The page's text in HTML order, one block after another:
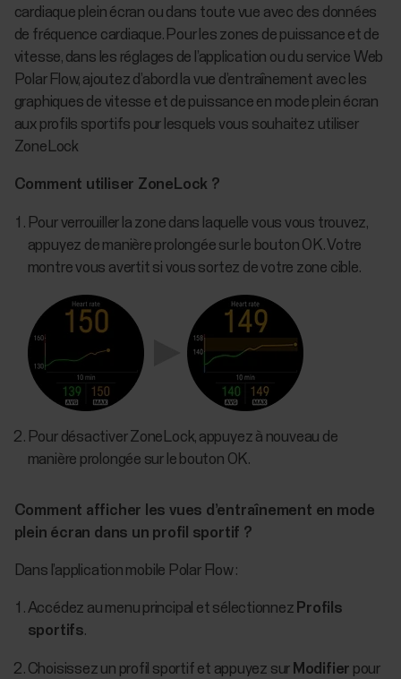
cardiaque plein écran ou dans toute vue avec des données
de fréquence cardiaque. Pour les zones de puissance et de
vitesse, dans les réglages de l’application ou du service Web
Polar Flow, ajoutez d’abord la vue d’entraînement avec les
graphiques de vitesse et de puissance en mode plein écran
aux profils sportifs pour lesquels vous souhaitez utiliser
ZoneLock
Comment utiliser ZoneLock ?
Pour verrouiller la zone dans laquelle vous vous trouvez,
appuyez de manière prolongée sur le bouton OK. Votre
montre vous avertit si vous sortez de votre zone cible.
Pour désactiver ZoneLock, appuyez à nouveau de
manière prolongée sur le bouton OK.
Comment afficher les vues d’entraînement en mode
plein écran dans un profil sportif ?
Dans l’application mobile Polar Flow :
Accédez au menu principal et sélectionnez Profils
sportifs.
Choisissez un profil sportif et appuyez sur Modifier pour